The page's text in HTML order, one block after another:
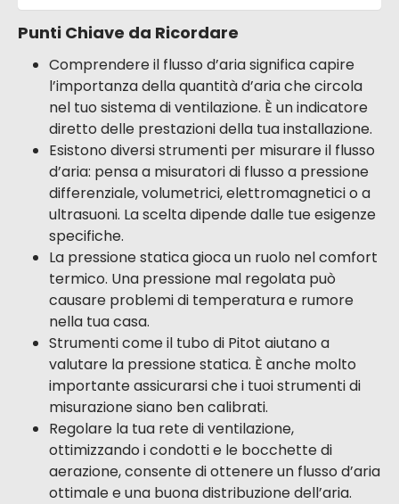
Punti Chiave da Ricordare
Comprendere il flusso d’aria significa capire
l’importanza della quantità d’aria che circola
nel tuo sistema di ventilazione. È un indicatore
diretto delle prestazioni della tua installazione.
Esistono diversi strumenti per misurare il flusso
d’aria: pensa a misuratori di flusso a pressione
differenziale, volumetrici, elettromagnetici o a
ultrasuoni. La scelta dipende dalle tue esigenze
specifiche.
La pressione statica gioca un ruolo nel comfort
termico. Una pressione mal regolata può
causare problemi di temperatura e rumore
nella tua casa.
Strumenti come il tubo di Pitot aiutano a
valutare la pressione statica. È anche molto
importante assicurarsi che i tuoi strumenti di
misurazione siano ben calibrati.
Regolare la tua rete di ventilazione,
ottimizzando i condotti e le bocchette di
aerazione, consente di ottenere un flusso d’aria
ottimale e una buona distribuzione dell’aria.